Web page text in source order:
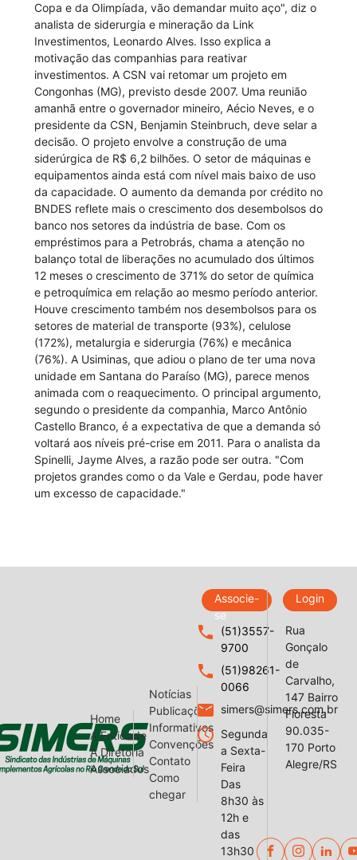
Copa e da Olimpíada, vão demandar muito aço", diz o
analista de siderurgia e mineração da Link
Investimentos, Leonardo Alves. Isso explica a
motivação das companhias para reativar
investimentos. A CSN vai retomar um projeto em
Congonhas (MG), previsto desde 2007. Uma reunião
amanhã entre o governador mineiro, Aécio Neves, e o
presidente da CSN, Benjamin Steinbruch, deve selar a
decisão. O projeto envolve a construção de uma
siderúrgica de R$ 6,2 bilhões. O setor de máquinas e
equipamentos ainda está com nível mais baixo de uso
da capacidade. O aumento da demanda por crédito no
BNDES reflete mais o crescimento dos desembolsos do
banco nos setores da indústria de base. Com os
empréstimos para a Petrobrás, chama a atenção no
balanço total de liberações no acumulado dos últimos
12 meses o crescimento de 371% do setor de química
e petroquímica em relação ao mesmo período anterior.
Houve crescimento também nos desembolsos para os
setores de material de transporte (93%), celulose
(172%), metalurgia e siderurgia (76%) e mecânica
(76%). A Usiminas, que adiou o plano de ter uma nova
unidade em Santana do Paraíso (MG), parece menos
animada com o reaquecimento. O principal argumento,
segundo o presidente da companhia, Marco Antônio
Castello Branco, é a expectativa de que a demanda só
voltará aos níveis pré-crise em 2011. Para o analista da
Spinelli, Jayme Alves, a razão pode ser outra. "Com
projetos grandes como o da Vale e Gerdau, pode haver
um excesso de capacidade."
Home
A Entidade
A Diretoria
Associados
Notícias
Publicações
Informativos
Convenções
Contato
Como
chegar
Associe-
se
Login
local_phone
(51)3557-
9700
local_phone
(51)98261-
0066
email simers@simers.com.br
query_builder Segunda
a Sexta-
Feira
Das
8h30 às
12h e
das
13h30
Rua
Gonçalo
de
Carvalho,
147 Bairro
Floresta
90.035-
170 Porto
Alegre/RS